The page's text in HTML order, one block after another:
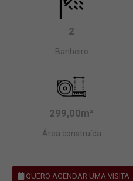
2
Banheiro
299,00m²
Área construída
QUERO AGENDAR UMA VISITA